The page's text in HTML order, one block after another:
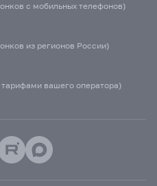
с мобильных телефонов)
из регионов России)
тарифами вашего оператора)